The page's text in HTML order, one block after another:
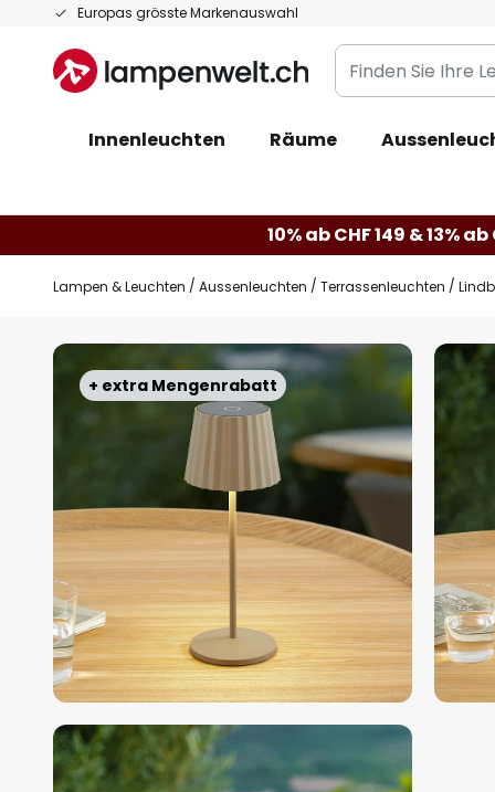
Europas grösste Markenauswahl
Zum
springen
Finden
Sie
Leuchte...
Innenleuchten Räume
10% ab CHF 149 & 13%
Lampen & Leuchten Aussenleuchten Terrassenleuchten
+ extra Mengenrabatt
Zum
Ende